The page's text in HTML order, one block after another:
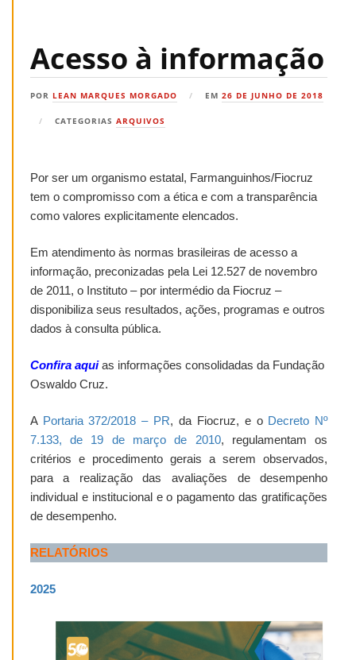
Acesso à informação
POR LEAN MARQUES MORGADO EM 26 DE JUNHO DE 2018
CATEGORIAS ARQUIVOS
Por ser um organismo estatal, Farmanguinhos/Fiocruz
tem o compromisso com a ética e com a transparência
como valores explicitamente elencados.
Em atendimento às normas brasileiras de acesso a
informação, preconizadas pela Lei 12.527 de novembro
de 2011, o Instituto – por intermédio da Fiocruz –
disponibiliza seus resultados, ações, programas e outros
dados à consulta pública.
Confira aquias informações consolidadas da Fundação
Oswaldo Cruz.
A Portaria 372/2018 – PR, da Fiocruz, e o Decreto Nº
7.133, de 19 de março de 2010, regulamentam os
critérios e procedimento gerais a serem observados,
para a realização das avaliações de desempenho
individual e institucional e o pagamento das gratificações
de desempenho.
RELATÓRIOS
2025